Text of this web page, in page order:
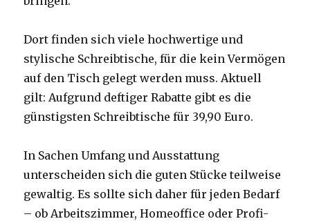
Dort finden sich viele hochwertige und
stylische Schreibtische, für die kein Vermögen
auf den Tisch gelegt werden muss. Aktuell
gilt: Aufgrund deftiger Rabatte gibt es die
günstigsten Schreibtische für 39,90 Euro.
In Sachen Umfang und Ausstattung
unterscheiden sich die guten Stücke teilweise
gewaltig. Es sollte sich daher für jeden Bedarf
– ob Arbeitszimmer, Homeoffice oder Profi-